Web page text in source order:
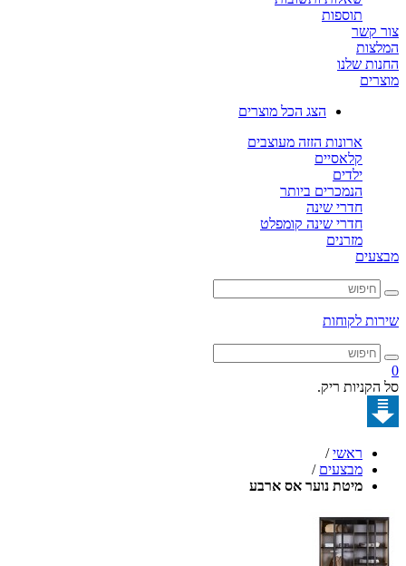
הצג הכל מוצרים
ארונות הזזה מעוצבים
קלאסיים
הנמכרים ביותר
חדרי שינה
חדרי שינה קומפלט
ריק.
ראשי
מבצעים
/
מיטת נוער אס ארבע